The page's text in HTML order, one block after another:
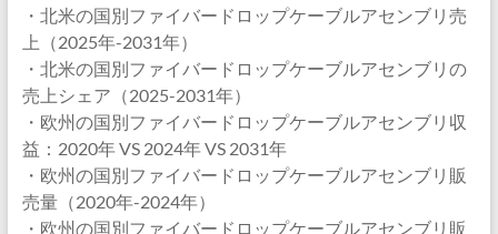
・北米の国別ファイバードロップケーブルアセンブリ売
上（2025年-2031年）
・北米の国別ファイバードロップケーブルアセンブリの
売上シェア（2025-2031年）
・欧州の国別ファイバードロップケーブルアセンブリ収
益：2020年 VS 2024年 VS 2031年
・欧州の国別ファイバードロップケーブルアセンブリ販
売量（2020年-2024年）
・欧州の国別ファイバードロップケーブルアセンブリ販